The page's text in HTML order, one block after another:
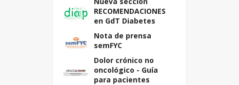
RECOMENDACIONES
en GdT Diabetes
Nota de prensa
semFYC
Dolor crónico no
oncológico - Guía
para pacientes